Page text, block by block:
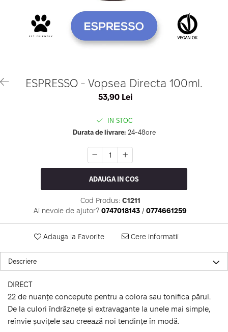
Gel In Bottle
Clasic Gel Medium
Acril
Tratament Filler cu Acid Hyaluronic
Păr Drept
Puro Sole (protectie solara)
iSmooth Îndreptare Permanentă
ESPRESSO - Vopsea Directa 100ml.
53,90 Lei
IN STOC
Durata de livrare:24-48ore
ADAUGA IN COS
Cod Produs: C1211
Ai nevoie de ajutor? 0747018143 / 0774661259
Adauga la Favorite Cere informatii
Descriere
DIRECT
22 de nuanțe concepute pentru a colora sau tonifica părul.
De la culori îndrăznețe și extravagante la unele mai simple,
reînvie șuvițele sau creează noi tendințe în modă.